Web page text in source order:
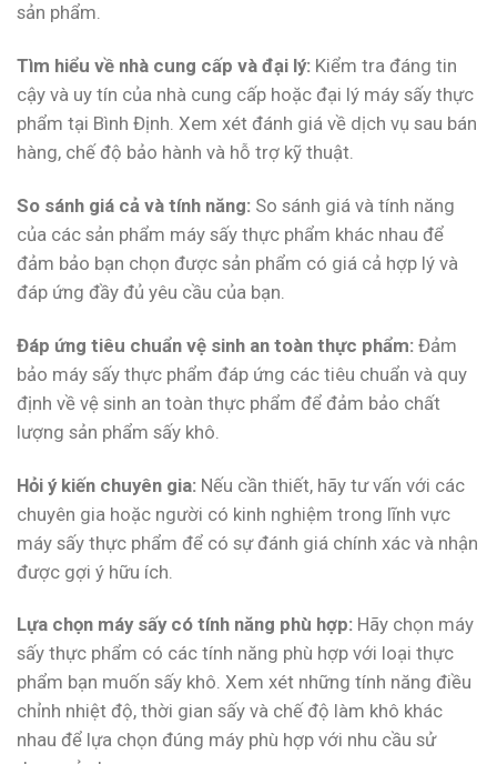
sản phẩm.
Tìm hiểu về nhà cung cấp và đại lý: Kiểm tra đáng tin
cậy và uy tín của nhà cung cấp hoặc đại lý máy sấy thực
phẩm tại Bình Định. Xem xét đánh giá về dịch vụ sau bán
hàng, chế độ bảo hành và hỗ trợ kỹ thuật.
So sánh giá cả và tính năng: So sánh giá và tính năng
của các sản phẩm máy sấy thực phẩm khác nhau để
đảm bảo bạn chọn được sản phẩm có giá cả hợp lý và
đáp ứng đầy đủ yêu cầu của bạn.
Đáp ứng tiêu chuẩn vệ sinh an toàn thực phẩm: Đảm
bảo máy sấy thực phẩm đáp ứng các tiêu chuẩn và quy
định về vệ sinh an toàn thực phẩm để đảm bảo chất
lượng sản phẩm sấy khô.
Hỏi ý kiến chuyên gia: Nếu cần thiết, hãy tư vấn với các
chuyên gia hoặc người có kinh nghiệm trong lĩnh vực
máy sấy thực phẩm để có sự đánh giá chính xác và nhận
được gợi ý hữu ích.
Lựa chọn máy sấy có tính năng phù hợp: Hãy chọn máy
sấy thực phẩm có các tính năng phù hợp với loại thực
phẩm bạn muốn sấy khô. Xem xét những tính năng điều
chỉnh nhiệt độ, thời gian sấy và chế độ làm khô khác
nhau để lựa chọn đúng máy phù hợp với nhu cầu sử